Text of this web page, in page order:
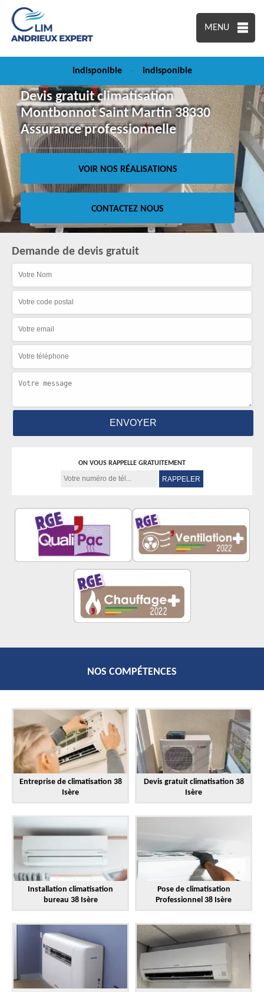
MENU
indisponible - indisponible
Devis gratuit climatisation
Montbonnot Saint Martin 38330
Assurance professionnelle
VOIR NOS RÉALISATIONS
CONTACTEZ NOUS
Demande de devis gratuit
ON VOUS RAPPELLE GRATUITEMENT
NOS COMPÉTENCES
Entreprise de climatisation 38
Isère
Devis gratuit climatisation 38
Isère
Installation climatisation
bureau 38 Isère
Pose de climatisation
Professionnel 38 Isère